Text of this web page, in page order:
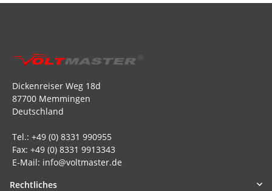
Dickenreiser Weg 18d
87700 Memmingen
Deutschland
Tel.: +49 (0) 8331 990955
Fax: +49 (0) 8331 9913343
E-Mail: info@voltmaster.de
Rechtliches